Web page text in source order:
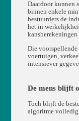
Daardoor kunnen
binnen enkele
bestuurders de
het in
kansberekeningen
Die voorspellende
voertuigen,
intensiever
De mens blijft
Toch blijft de
algoritme volledig